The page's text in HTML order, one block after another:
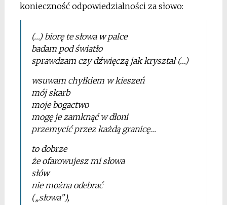
konieczność odpowiedzialności za słowo:
(…) biorę te słowa w palce
badam pod światło
sprawdzam czy dźwięczą jak kryształ (…)
wsuwam chyłkiem w kieszeń
mój skarb
moje bogactwo
mogę je zamknąć w dłoni
przemycić przez każdą granicę…
to dobrze
że ofarowujesz mi słowa
słów
nie można odebrać
(„słowa”),